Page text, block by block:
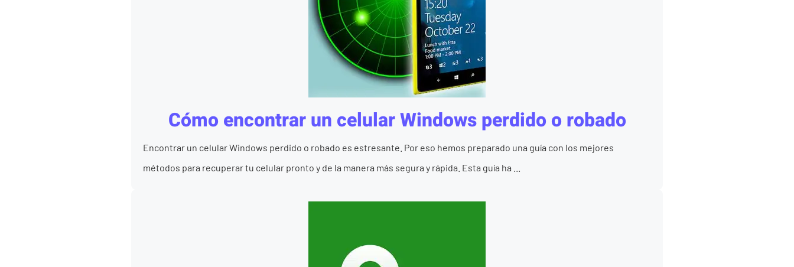
Cómo encontrar un celular Windows perdido o robado
Encontrar un celular Windows perdido o robado es estresante. Por eso hemos preparado una guía con los mejores
métodos para recuperar tu celular pronto y de la manera más segura y rápida. Esta guía ha ...